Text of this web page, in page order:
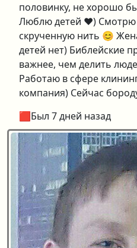
половинку, не хорошо
Люблю детей ❤️) Смотрю
скрученную нить 😊
детей нет) Библейские
важнее, чем делить
Работаю в сфере
компания) Сейчас
🟥Был 7 дней назад